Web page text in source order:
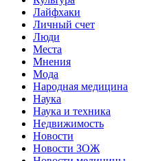
Лайфхаки
Личный счет
Люди
Места
Мнения
Мода
Народная медицина
Наука
Наука и техника
Недвижимость
Новости
Новости ЗОЖ